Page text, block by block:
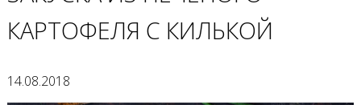
КАРТОФЕЛЯ С КИЛЬКОЙ
14.08.2018